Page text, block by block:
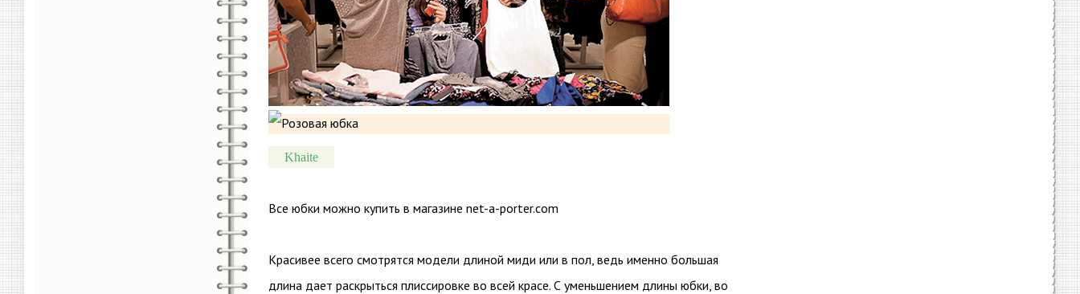
Khaite
Все юбки можно купить в магазине net-a-porter.com
Красивее всего смотрятся модели длиной миди или в пол, ведь именно большая
длина дает раскрыться плиссировке во всей красе. С уменьшением длины юбки, во